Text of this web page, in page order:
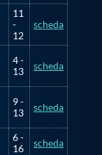
11
-
12
scheda
4 -
13
scheda
9 -
13
scheda
6 -
16
scheda